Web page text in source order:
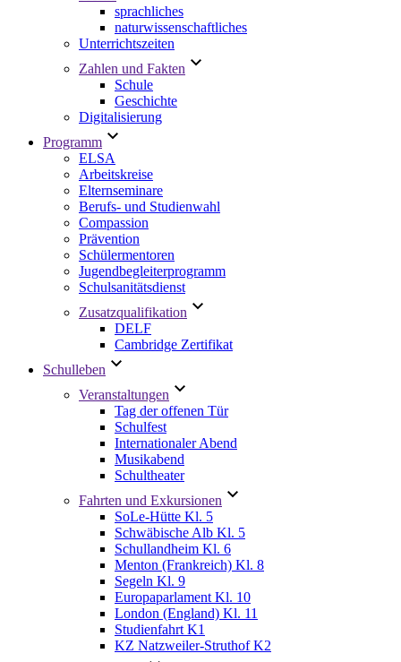
sprachliches
naturwissenschaftliches
Unterrichtszeiten
Zahlen und Fakten
Schule
Geschichte
Digitalisierung
Programm
ELSA
Arbeitskreise
Elternseminare
Berufs- und Studienwahl
Compassion
Prävention
Schülermentoren
Jugendbegleiterprogramm
Schulsanitätsdienst
Zusatzqualifikation
DELF
Cambridge Zertifikat
Schulleben
Veranstaltungen
Tag der offenen Tür
Schulfest
Internationaler Abend
Musikabend
Schultheater
Fahrten und Exkursionen
SoLe-Hütte Kl. 5
Schwäbische Alb Kl. 5
Schullandheim Kl. 6
Menton (Frankreich) Kl. 8
Segeln Kl. 9
Europaparlament Kl. 10
London (England) Kl. 11
Studienfahrt K1
KZ Natzweiler-Struthof K2